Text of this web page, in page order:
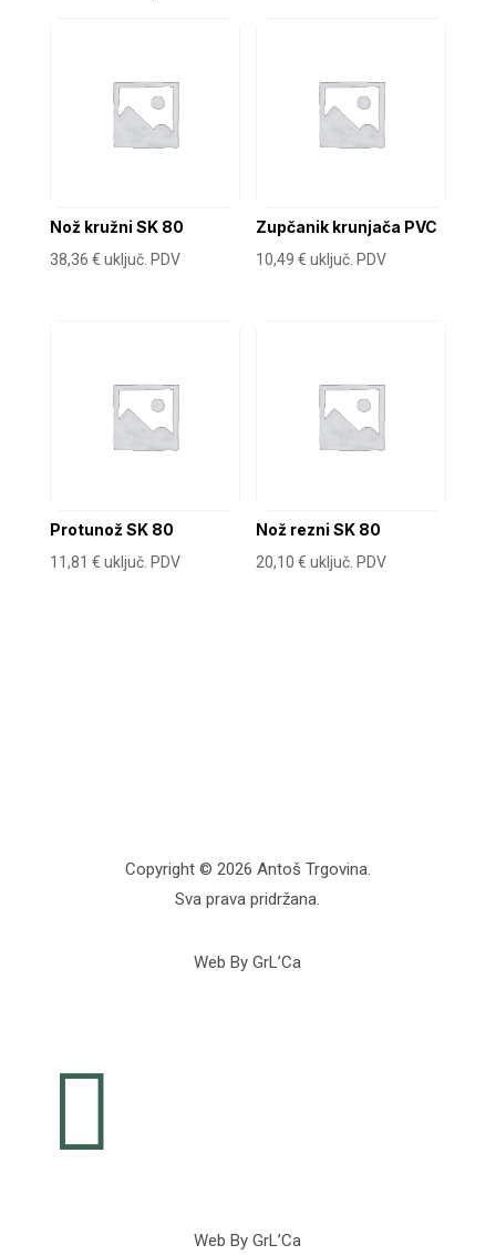
Nož kružni SK 80
38,36 € uključ. PDV
Zupčanik krunjača PVC
10,49€ uključ. PDV
Protunož SK 80
11,81 € uključ. PDV
Nož rezni SK 80
20,10€ uključ. PDV
Copyright © 2026 Antoš Trgovina.
Sva prava pridržana.
Web By GrL’Ca

Web By GrL’Ca